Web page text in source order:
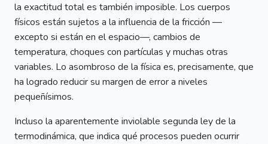
la exactitud total es también imposible. Los cuerpos
físicos están sujetos a la influencia de la fricción —
excepto si están en el espacio—, cambios de
temperatura, choques con partículas y muchas otras
variables. Lo asombroso de la física es, precisamente, que
ha logrado reducir su margen de error a niveles
pequeñísimos.
Incluso la aparentemente inviolable segunda ley de la
termodinámica, que indica qué procesos pueden ocurrir